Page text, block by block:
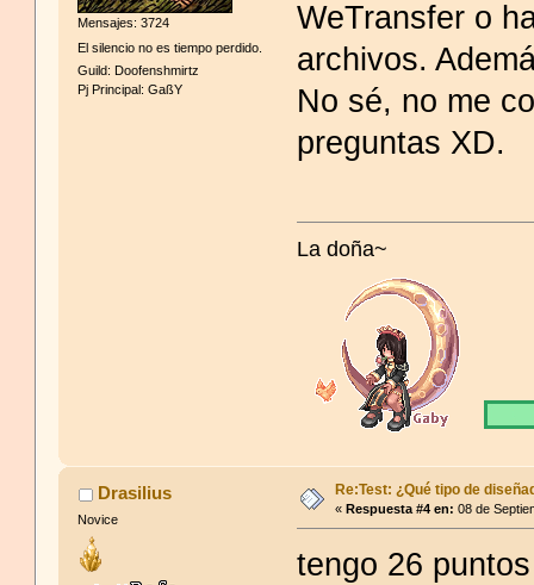
Mensajes: 3724
El silencio no es tiempo perdido.
Guild: Doofenshmirtz
Pj Principal: GaßY
WeTransfer o
archivos.
No sé, no me
preguntas XD.
La doña~
Drasilius
Novice
Re:Test: ¿Qué tipo de
« Respuesta #4 en: 08 de
tengo 26